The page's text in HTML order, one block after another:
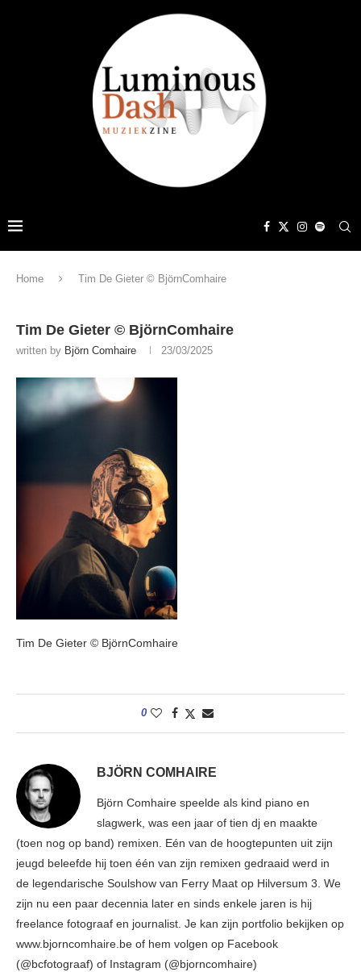
Home Tim De Gieter © BjörnComhaire
Tim De Gieter © BjörnComhaire
written by Björn Comhaire 23/03/2025
Tim De Gieter © BjörnComhaire
0
BJÖRN COMHAIRE
Björn Comhaire speelde als kind piano en
slagwerk, was een jaar of tien dj en maakte
(toen nog op band) remixen. Eén van de hoogtepunten uit zijn
jeugd beleefde hij toen één van zijn remixen gedraaid werd in
de legendarische Soulshow van Ferry Maat op Hilversum 3. We
zijn nu een paar decennia later en sinds enkele jaren is hij
freelance fotograaf en journalist. Je kan zijn portfolio bekijken op
www.bjorncomhaire.be of hem volgen op Facebook
(@bcfotograaf) of Instagram (@bjorncomhaire)